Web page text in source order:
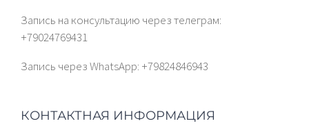
Запись на консультацию через телеграм:
+79024769431
Запись через WhatsАрp: +79824846943
КОНТАКТНАЯ ИНФОРМАЦИЯ